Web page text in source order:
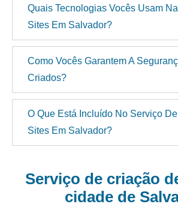
Quais Tecnologias Vocês Usam
Sites Em Salvador?
Como Vocês Garantem A
Criados?
O Que Está Incluído No Serviço
Sites Em Salvador?
Serviço de criação
cidade de